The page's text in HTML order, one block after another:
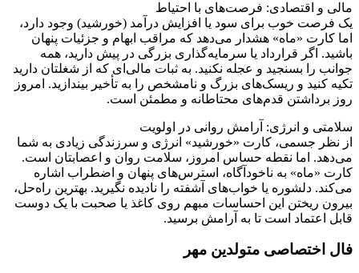
مالی و اقتصادی: فرصت‌های با احتیاط
یک فرصت خوب برای سود یا افزایش درآمد (خورشید) وجود دارد،
اما کارت «ماه» هشدار می‌دهد که مراقب ابهام و جزئیات پنهان
باشید. اگر قرارداد یا سرمایه‌گذاری بزرگی در پیش دارید، همه
جوانب را بسنجید و عجله نکنید. به ثبات مالی‌ای که از شغلتان دارید
تکیه کنید و ریسک‌های بزرگ و نامشخص را به تأخیر بیندازید. امروز
روز برداشتن قدم‌های محتاطانه و مطمئن است.
سلامتی و انرژی: آرامش روانی در اولویت
از نظر جسمی، کارت «خورشید» انرژی و سرزندگی زیادی به شما
می‌دهد. اما نقطه حساس امروز، سلامت روان و اعصابتان است.
کارت «ماه» به ناخودآگاه، استرس‌های پنهان و اضطراب اشاره
می‌کند. دلشوره یا خواب‌های آشفته را نادیده نگیرید. بهترین راه‌حل،
بیرون ریختن این احساسات مبهم روی کاغذ یا صحبت با یک دوست
قابل اعتماد است تا به آرامش برسید.
فال اختصاصی متولدین مهر